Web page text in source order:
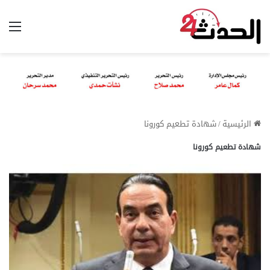
الرئيسية/شهادة تطعيم كورونا
شهادة تطعيم كورونا